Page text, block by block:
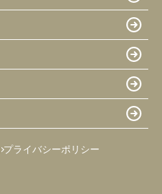
プライバシーポリシー